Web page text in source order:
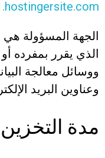
الجهة المسؤولة هي
الذي يقرر بمفرده
ووسائل معالجة
وعناوين البريد
مدة التخزين